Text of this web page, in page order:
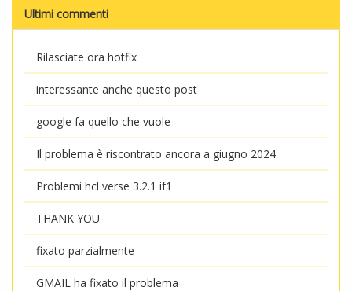
Ultimi commenti
Rilasciate ora hotfix
interessante anche questo post
google fa quello che vuole
Il problema è riscontrato ancora a giugno 2024
Problemi hcl verse 3.2.1 if1
THANK YOU
fixato parzialmente
GMAIL ha fixato il problema